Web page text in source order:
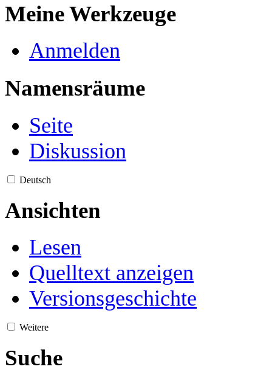
Meine Werkzeuge
Anmelden
Namensräume
Seite
Diskussion
Deutsch
Ansichten
Lesen
Quelltext anzeigen
Versionsgeschichte
Weitere
Suche